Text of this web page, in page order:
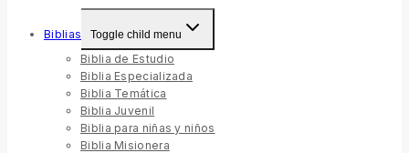
Biblias Toggle child menu
Biblia de Estudio
Biblia Especializada
Biblia Temática
Biblia Juvenil
Biblia para niñas y niños
Biblia Misionera